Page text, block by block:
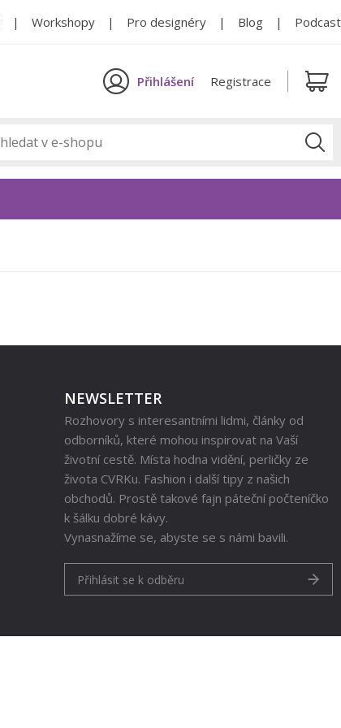
Workshopy Pro designéry Blog Podcast
Přihlášení Registrace
NEWSLETTER
Rozhovory s interesantními lidmi, články od
odborníků, které mohou inspirovat na Vaší
životní cestě. Místa hodna vidění, perličky ze
života CVRKu. Fashion i další tipy z našich
obchodů. Prostě takové fajn páteční počteníčko
k šálku dobré kávy.
Vynasnažíme se, abyste se s námi bavili.
Přihlásit se k odběru